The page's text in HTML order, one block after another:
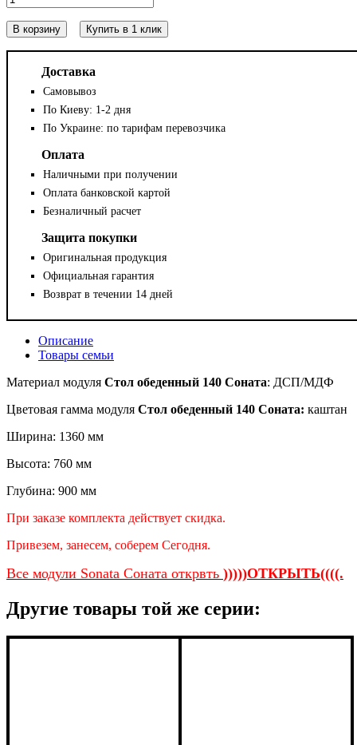
В корзину Купить в 1 клик
Доставка
Самовывоз
По Киеву: 1-2 дня
По Украине: по тарифам перевозчика
Оплата
Наличными при получении
Оплата банковской картой
Безналичный расчет
Защита покупки
Оригинальная продукция
Официальная гарантия
Возврат в течении 14 дней
Описание
Товары семьи
Материал модуля Стол обеденный 140 Соната: ДСП/МДФ
Цветовая гамма модуля Стол обеденный 140 Соната: каштан
Ширина: 1360 мм
Высота: 760 мм
Глубина: 900 мм
При заказе комплекта действует скидка.
Привезем, занесем, соберем Сегодня.
Все модули Sonata Соната открвть )))))ОТКРЫТЬ((((.
Другие товары той же серии: